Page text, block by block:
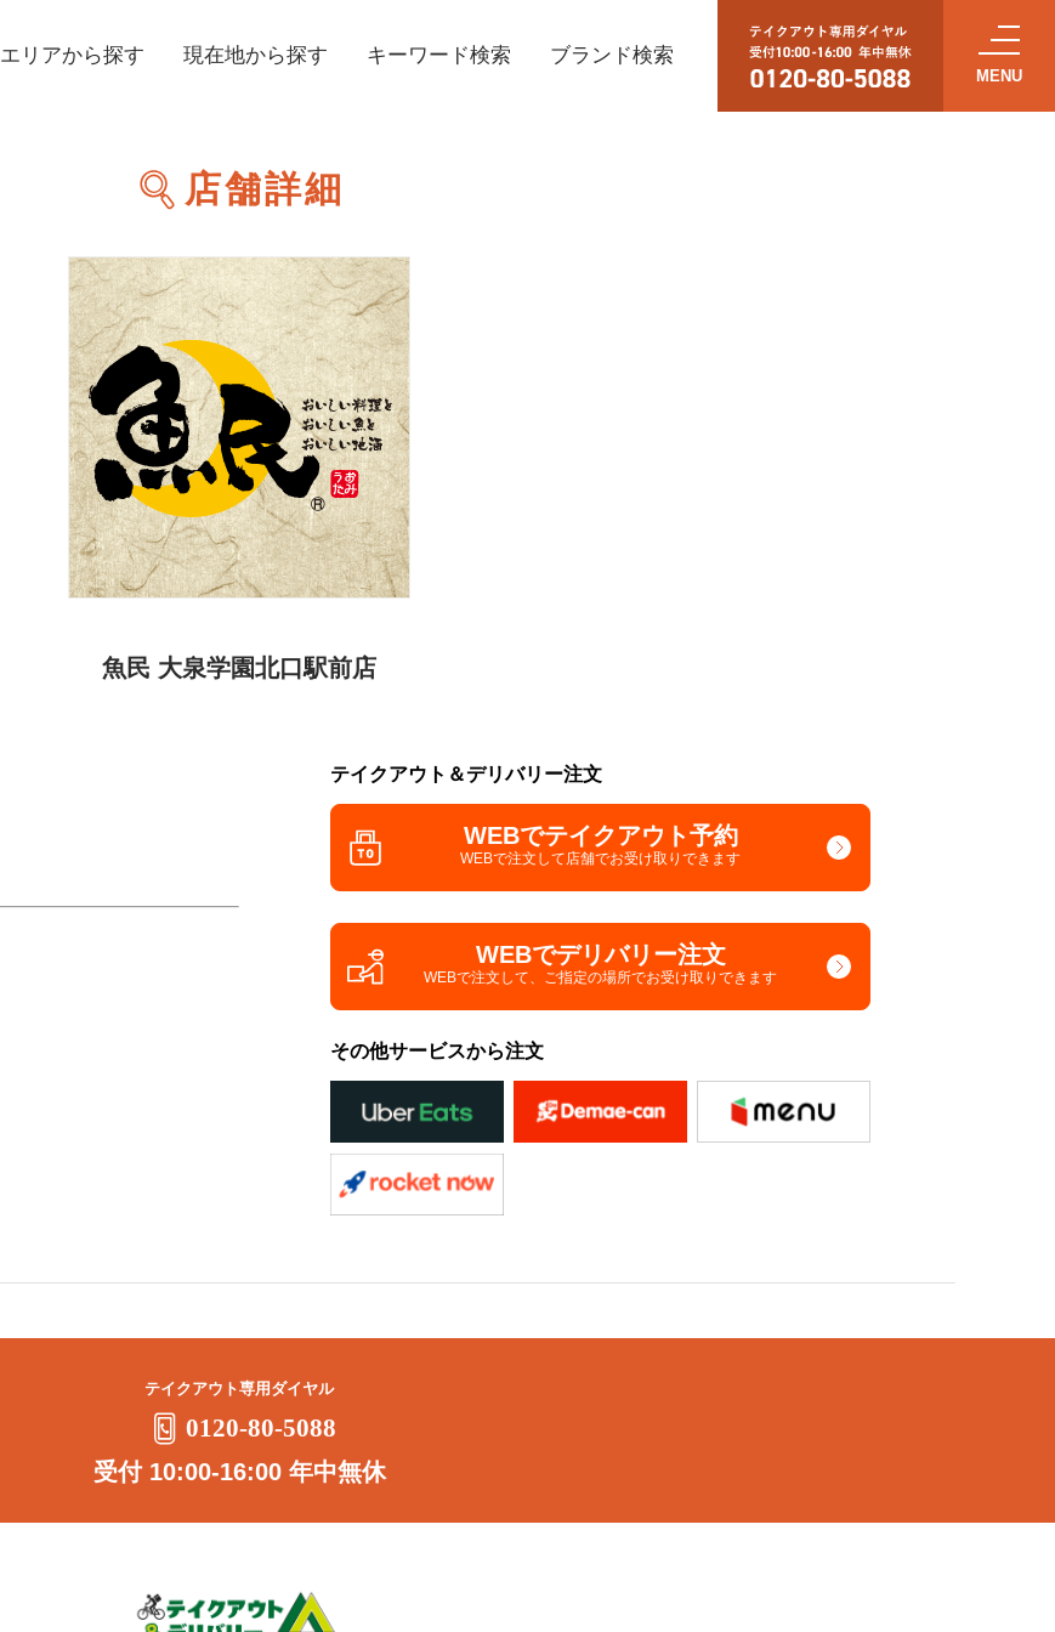
エリアから探す 現在地から探す キーワード検索 ブランド検索
店舗詳細
魚民 大泉学園北口駅前店
テイクアウト＆デリバリー注文
WEBでテイクアウト予約
WEBで注文して店舗でお受け取りできます
WEBでデリバリー注文
WEBで注文して、 ご指定の場所でお受け取りできます
その他サービスから注文
テイクアウト専用ダイヤル
0120-80-5088
受付 10:00-16:00 年中無休